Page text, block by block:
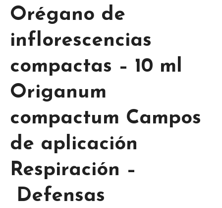
Orégano de
inflorescencias
compactas – 10 ml
Origanum
compactum Campos
de aplicación
Respiración –
Defensas